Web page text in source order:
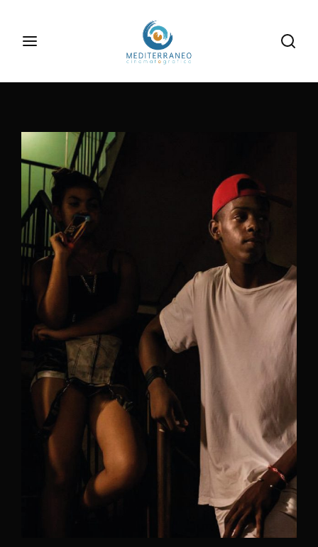
Login Register
Password
Lost Your Password?
Entrando nel nostro sito, si acconsente alla
nostra
privacy policy oltre che alla sezione
Termini e Condizioni.